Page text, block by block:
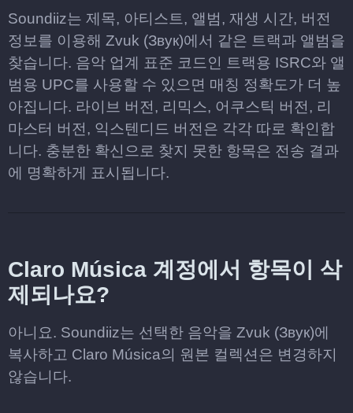
Soundiiz는 제목, 아티스트, 앨범, 재생 시간, 버전
정보를 이용해 Zvuk (Звук)에서 같은 트랙과 앨범을
찾습니다. 음악 업계 표준 코드인 트랙용 ISRC와 앨
범용 UPC를 사용할 수 있으면 매칭 정확도가 더 높
아집니다. 라이브 버전, 리믹스, 어쿠스틱 버전, 리
마스터 버전, 익스텐디드 버전은 각각 따로 확인합
니다. 충분한 확신으로 찾지 못한 항목은 전송 결과
에 명확하게 표시됩니다.
Claro Música 계정에서 항목이 삭
제되나요?
아니요. Soundiiz는 선택한 음악을 Zvuk (Звук)에
복사하고 Claro Música의 원본 컬렉션은 변경하지
않습니다.